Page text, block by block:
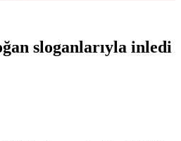
sloganlarıyla inledi